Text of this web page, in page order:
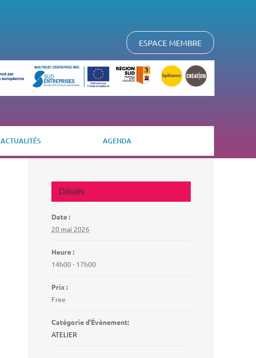
ESPACE MEMBRE
ACTUALITÉS AGENDA
Détails
Date :
20 mai 2026
Heure :
14h00 - 17h00
Prix :
Free
Catégorie d’Évènement:
ATELIER